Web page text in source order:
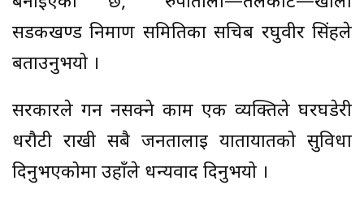
सडकखण्ड निर्माण समितिका सचिब रघुवीर सिंहले
बताउनुभयो ।
सरकारले गर्न नसक्ने काम एक व्यक्तिले घरघडेरी
धरौटी राखी सबै जनतालाई यातायातको सुविधा
दिनुभएकोमा उहाँले धन्यवाद दिनुभयो ।